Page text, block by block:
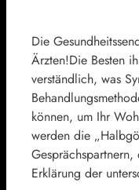
Die
Ärzten!Die Besten
verständlich, was
können, um Ihr
werden die
Erklärung der